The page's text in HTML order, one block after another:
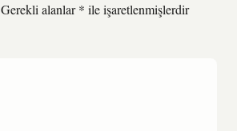
Gerekli alanlar* ile işaretlenmişlerdir